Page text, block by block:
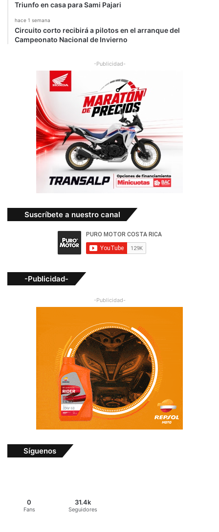
Triunfo en casa para Sami Pajari
hace 1 semana
Circuito corto recibirá a pilotos en el arranque del
Campeonato Nacional de Invierno
-Publicidad-
Suscríbete a nuestro canal
-Publicidad-
-Publicidad-
Síguenos
0
Fans
31.4k
Seguidores